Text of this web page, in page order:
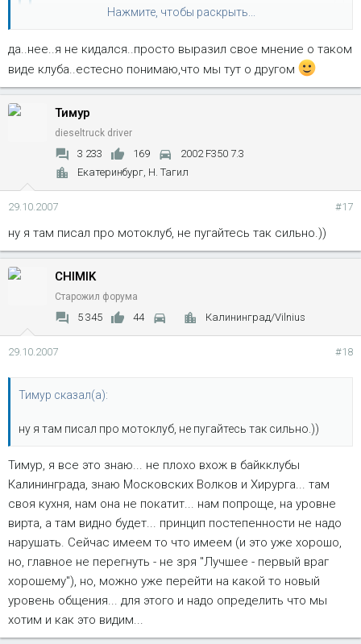
И клуб у мембера всегда на первом месте...семья,
фигассе :shock: этот момент больше всего понравился!!
и мою семью,учить моего ребенка,это все клуб буит
делать??
ну в крайности давай не кидаться... а то с дури, по утру и...
сломать можно.... :wink:
Нажмите, чтобы раскрыть...
да..нее..я не кидался..просто выразил свое мнение о таком
виде клуба..естесно понимаю,что мы тут о другом
Тимур
dieseltruck driver
3 233 169
2002 F350 7.3
Екатеринбург, Н. Тагил
29.10.2007 #17
ну я там писал про мотоклуб, не пугайтесь так сильно.))
CHIMIK
Старожил форума
5 345 44 Калининград/Vilnius
29.10.2007 #18
Тимур сказал(а):
ну я там писал про мотоклуб, не пугайтесь так сильно.))
Тимур, я все это знаю... не плохо вхож в байкклубы
Калининграда, знаю Московских Волков и Хирурга... там
своя кухня, нам она не покатит... нам попроще, на уровне
вирта, а там видно будет... принцип постепенности не надо
нарушать. Сейчас имеем то что имеем (и это уже хорошо,
но, главное не перегнуть - не зря "Лучшее - первый враг
хорошему"), но, можно уже перейти на какой то новый
уровень общения... для этого и надо определить что мы
хотим и как это видим...